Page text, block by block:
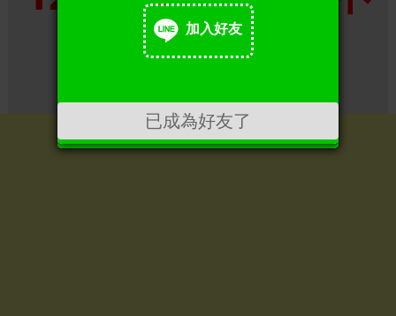
加入好友
已成為好友了
完 想了解請++